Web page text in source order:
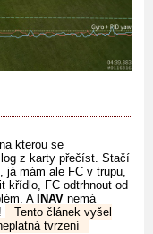
kterou se
z karty přečíst. Stačí
já mám ale FC v trupu,
křídlo, FC odtrhnout od
A INAV nemá
!
Tento článek vyšel
tvrzení